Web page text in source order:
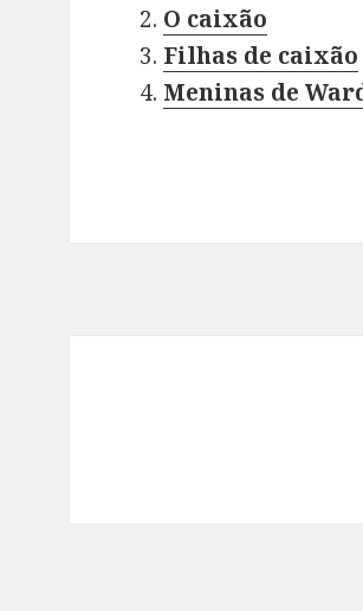
O caixão
Filhas de caixão
Meninas de